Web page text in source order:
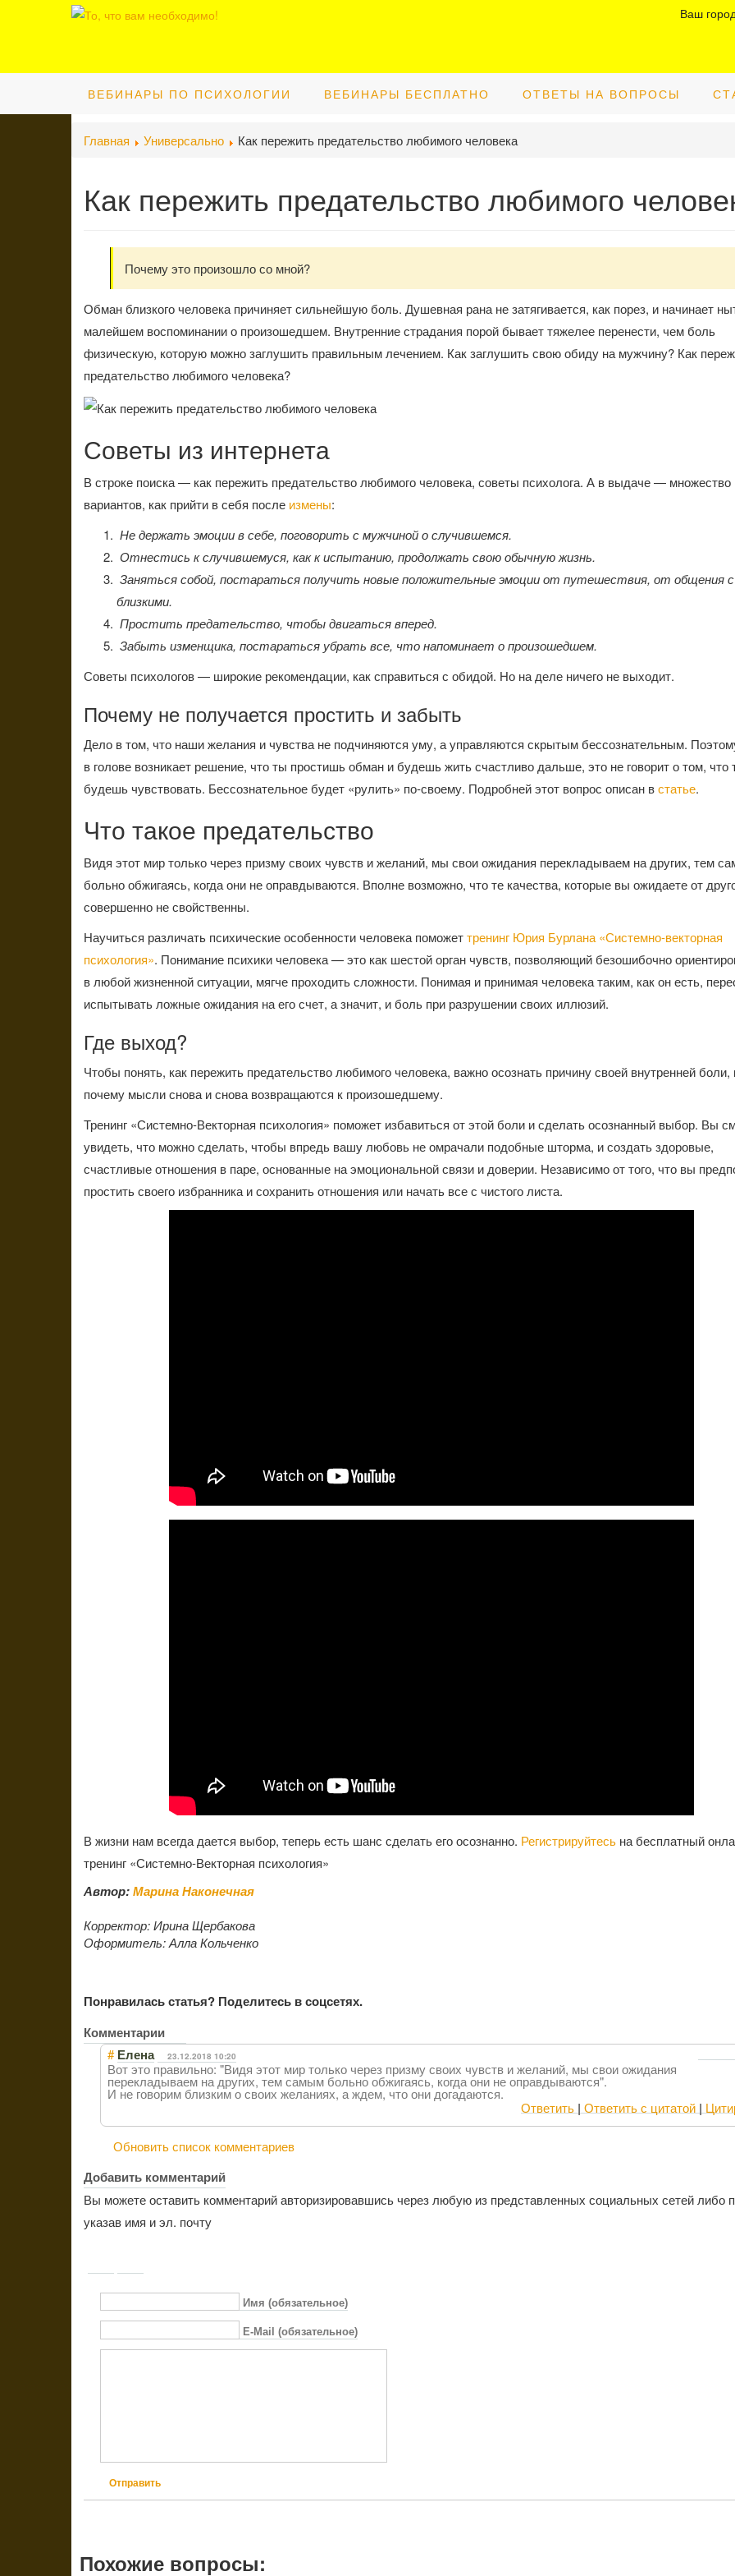
Ваш
ВЕБИНАРЫ ПО ПСИХОЛОГИИ ВЕБИНАРЫ БЕСПЛАТНО ОТВЕТЫ НА ВОПРОСЫ
Главная Универсально Как пережить предательство любимого человека
Как пережить предательство любимого
Почему это произошло со мной?
Обман близкого человека причиняет сильнейшую боль. Душевная рана не затягивается, как порез, и начинает
малейшем воспоминании о произошедшем. Внутренние страдания порой бывает тяжелее перенести, чем боль
физическую, которую можно заглушить правильным лечением. Как заглушить свою обиду на мужчину? Как
предательство любимого человека?
Советы из интернета
В строке поиска — как пережить предательство любимого человека, советы психолога. А в выдаче — множество
вариантов, как прийти в себя после измены:
Не держать эмоции в себе, поговорить с мужчиной о случившемся.
Отнестись к случившемуся, как к испытанию, продолжать свою обычную жизнь.
Заняться собой, постараться получить новые положительные эмоции от путешествия, от общения с
близкими.
Простить предательство, чтобы двигаться вперед.
Забыть изменщика, постараться убрать все, что напоминает о произошедшем.
Советы психологов — широкие рекомендации, как справиться с обидой. Но на деле ничего не выходит.
Почему не получается простить и забыть
Дело в том, что наши желания и чувства не подчиняются уму, а управляются скрытым бессознательным.
в голове возникает решение, что ты простишь обман и будешь жить счастливо дальше, это не говорит о том, что
будешь чувствовать. Бессознательное будет «рулить» по-своему. Подробней этот вопрос описан встатье.
Что такое предательство
Видя этот мир только через призму своих чувств и желаний, мы свои ожидания перекладываем на других, тем
больно обжигаясь, когда они не оправдываются. Вполне возможно, что те качества, которые вы ожидаете от
совершенно не свойственны.
Научиться различать психические особенности человека поможеттренинг Юрия Бурлана «Системно-векторная
психология». Понимание психики человека — это как шестой орган чувств, позволяющий безошибочно
в любой жизненной ситуации, мягче проходить сложности. Понимая и принимая человека таким, как он есть,
испытывать ложные ожидания на его счет, а значит, и боль при разрушении своих иллюзий.
Где выход?
Чтобы понять, как пережить предательство любимого человека, важно осознать причину своей внутренней боли,
почему мысли снова и снова возвращаются к произошедшему.
Тренинг «Системно-Векторная психология» поможет избавиться от этой боли и сделать осознанный выбор. Вы
увидеть, что можно сделать, чтобы впредь вашу любовь не омрачали подобные шторма, и создать здоровые,
счастливые отношения в паре, основанные на эмоциональной связи и доверии. Независимо от того, что вы
простить своего избранника и сохранить отношения или начать все с чистого листа.
В жизни нам всегда дается выбор, теперь есть шанс сделать его осознанно. Регистрируйтесь на бесплатный
тренинг «Системно-Векторная психология»
Автор:Марина Наконечная
Корректор:Ирина Щербакова
Оформитель:Алла Кольченко
Понравилась статья? Поделитесь в соцсетях.
Комментарии
# Елена 23.12.2018 10:20
Вот это правильно: "Видя этот мир только через призму своих чувств и желаний, мы свои ожидания
перекладываем на других, тем самым больно обжигаясь, когда они не оправдываются".
И не говорим близким о своих желаниях, а ждем, что они догадаются.
Ответить| Ответить с цитатой|
Обновить список комментариев
Добавить комментарий
Вы можете оставить комментарий авторизировавшись через любую из представленных социальных сетей либо
указав имя и эл. почту
Имя (обязательное)
E-Mail (обязательное)
Отправить
Похожие вопросы: